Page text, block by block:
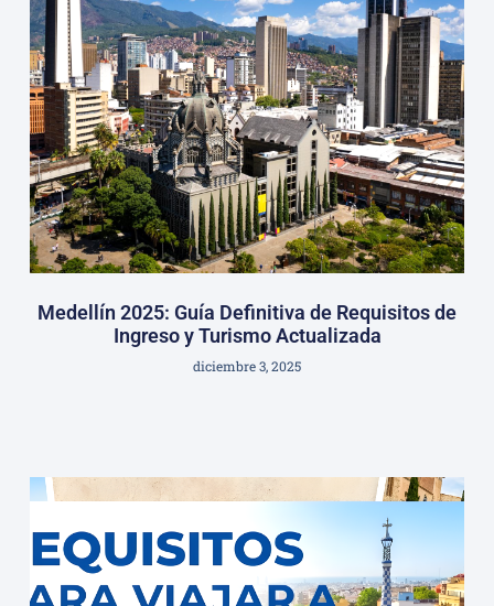
Medellín 2025: Guía Definitiva de Requisitos de
Ingreso y Turismo Actualizada
diciembre 3, 2025